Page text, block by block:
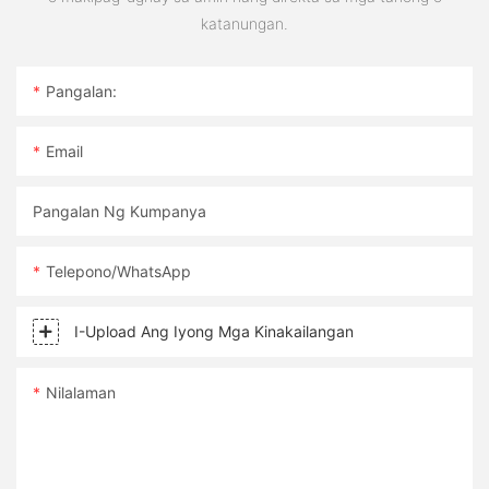
katanungan.
Pangalan:
Email
Pangalan Ng Kumpanya
Telepono/WhatsApp
I-Upload Ang Iyong Mga Kinakailangan
Nilalaman